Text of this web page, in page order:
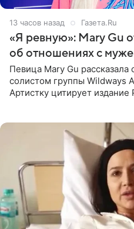
13 часов назад Газета.Ru
«Я ревную»: Mary Gu
об отношениях с
Певица Mary Gu
солистом группы Wildways
Артистку цитирует